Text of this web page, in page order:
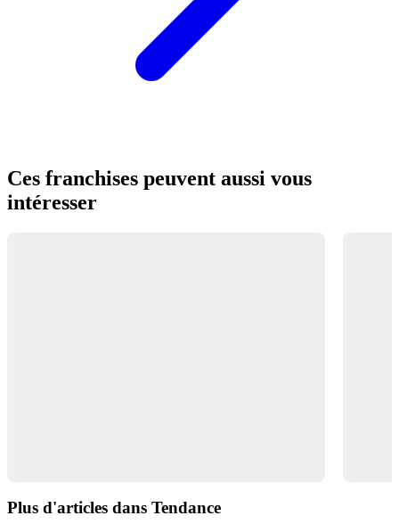
Ces franchises peuvent aussi vous
intéresser
Plus d'articles dans Tendance